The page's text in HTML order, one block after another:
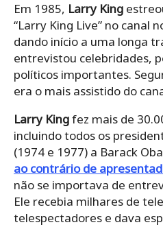
Em 1985, Larry King
“Larry King Live” no canal
dando início a uma longa
entrevistou celebridades,
políticos importantes.
era o mais assistido do
Larry Kingfez mais de
incluindo todos os
(1974 e 1977) a Barack
ao contrário de
não se importava de
Ele recebia milhares de
telespectadores e dava